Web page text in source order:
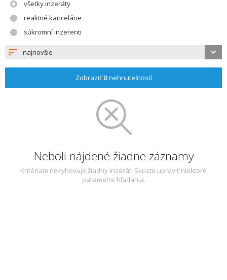
všetky inzeráty
realitné kancelárie
súkromní inzerenti
najnovšie
Zobraziť0nehnuteľností
Neboli nájdené žiadne záznamy
Kritériam nevyhovuje žiadny inzerát. Skúste upraviť niektoré
parametre hľadania.